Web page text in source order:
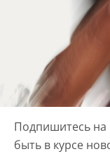
Подпишитесь на
быть в курсе